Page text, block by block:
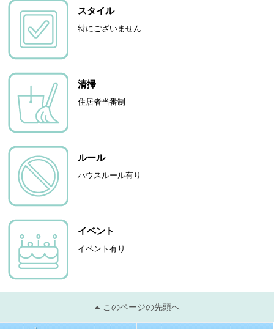
スタイル
特にございません
清掃
住居者当番制
ルール
ハウスルール有り
イベント
イベント有り
このページの先頭へ